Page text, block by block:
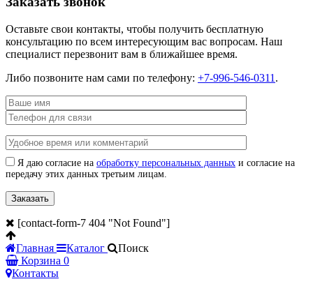
Оставьте свои контакты, чтобы получить бесплатную
консультацию по всем интересующим вас вопросам. Наш
специалист перезвонит вам в ближайшее время.
Либо позвоните нам сами по телефону: +7-996-546-0311 .
Я даю согласие на обработку персональных данных и согласие на
передачу этих данных третьим лицам.
[contact-form-7 404 "Not Found"]
Главная Каталог
Поиск
Корзина 0
Контакты